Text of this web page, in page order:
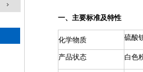
一、主要标准及特性
化学物质 硫酸
产品状态 白色